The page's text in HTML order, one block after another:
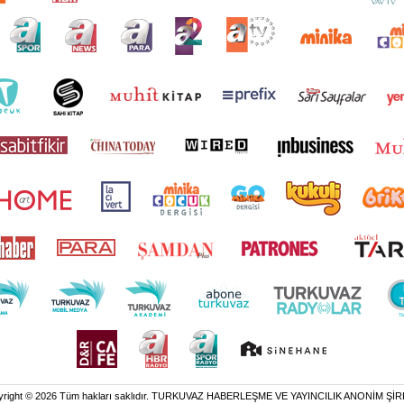
© 2026 Tüm hakları saklıdır. TURKUVAZ HABERLEŞME VE YAYINCILIK ANONİM